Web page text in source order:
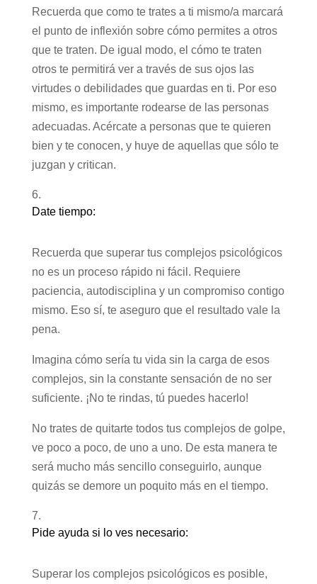
Recuerda que como te trates a ti mismo/a marcará
el punto de inflexión sobre cómo permites a otros
que te traten. De igual modo, el cómo te traten
otros te permitirá ver a través de sus ojos las
virtudes o debilidades que guardas en ti. Por eso
mismo, es importante rodearse de las personas
adecuadas. Acércate a personas que te quieren
bien y te conocen, y huye de aquellas que sólo te
juzgan y critican.
Date tiempo:
Recuerda que superar tus complejos psicológicos
no es un proceso rápido ni fácil. Requiere
paciencia, autodisciplina y un compromiso contigo
mismo. Eso sí, te aseguro que el resultado vale la
pena.
Imagina cómo sería tu vida sin la carga de esos
complejos, sin la constante sensación de no ser
suficiente. ¡No te rindas, tú puedes hacerlo!
No trates de quitarte todos tus complejos de golpe,
ve poco a poco, de uno a uno. De esta manera te
será mucho más sencillo conseguirlo, aunque
quizás se demore un poquito más en el tiempo.
Pide ayuda si lo ves necesario:
Superar los complejos psicológicos es posible,